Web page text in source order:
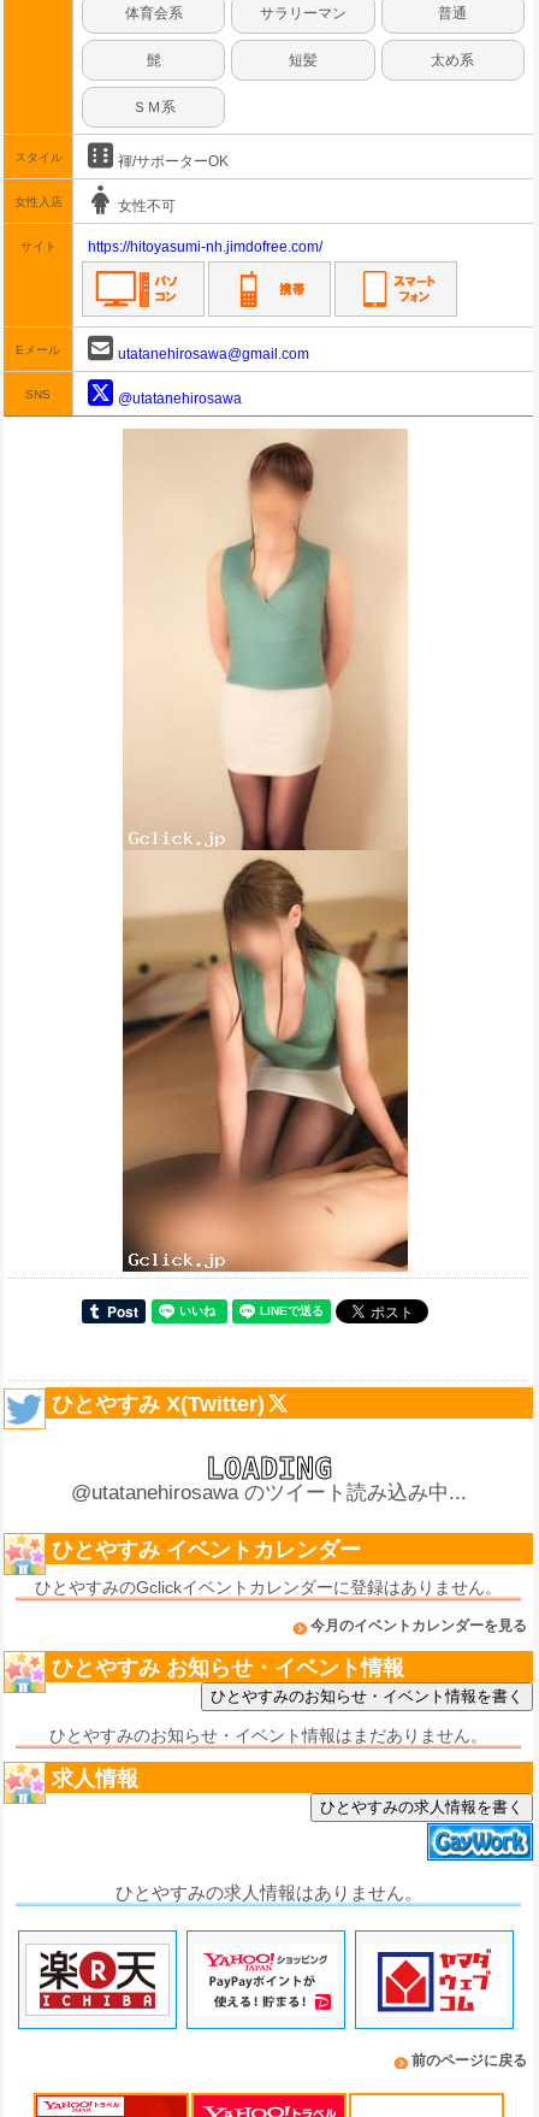
体育会系 サラリーマン 普通
髭 短髪 太め系
ＳＭ系
スタイル 褌/サポーターOK
女性入店 女性不可
サイト https://hitoyasumi-nh.jimdofree.com/
Eメール utatanehirosawa@gmail.com
SNS @utatanehirosawa
ひとやすみ X(Twitter)
@utatanehirosawa のツイート読み込み中...
ひとやすみ イベントカレンダー
ひとやすみのGclickイベントカレンダーに登録はありません。
今月のイベントカレンダーを見る
ひとやすみ お知らせ・イベント情報
ひとやすみのお知らせ・イベント情報はまだありません。
求人情報
ひとやすみの求人情報を書く
ひとやすみの求人情報はありません。
前のページに戻る